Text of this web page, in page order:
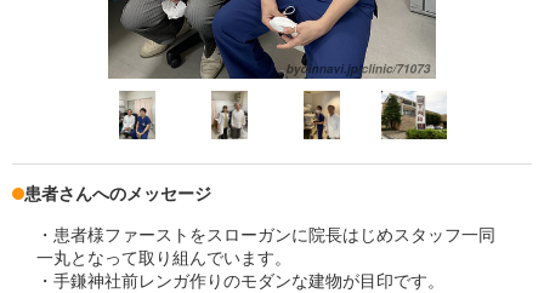
患者さんへのメッセージ
・患者様ファーストをスローガンに院長はじめスタッフ一同
一丸となって取り組んでいます。
・手鎌神社前レンガ作りのモダンな建物が目印です。